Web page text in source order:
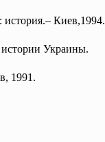
Киев,1994.
Украины.
1991.